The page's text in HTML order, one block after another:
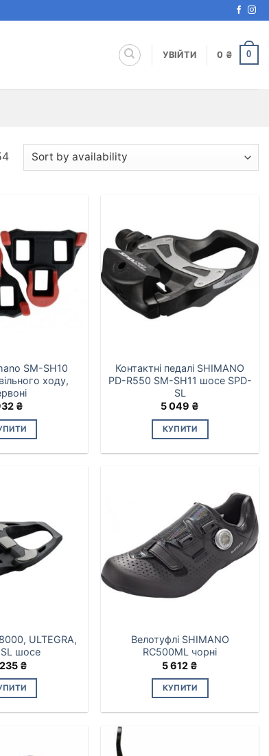
УВІЙТИ 0 ₴ 0
SM-SH10
ходу,
₴
Контактні педалі SHIMANO
PD-R550 SM-SH11 шосе SPD-
SL
5 049 ₴
КУПИТИ
ULTEGRA,
шосе
₴
Велотуфлі SHIMANO
RC500ML чорні
5 612 ₴
КУПИТИ